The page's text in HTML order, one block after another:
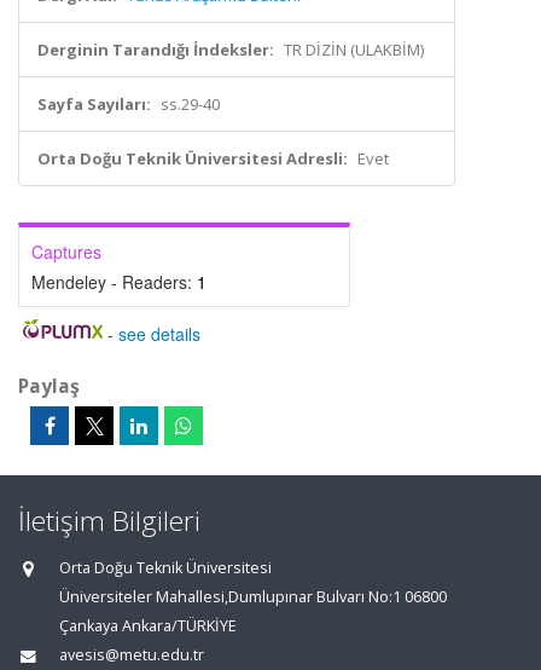
Derginin Tarandığı İndeksler: TR DİZİN (ULAKBİM)
Sayfa Sayıları: ss.29-40
Orta Doğu Teknik Üniversitesi Adresli: Evet
Captures
Mendeley - Readers: 1
- see details
Paylaş
İletişim Bilgileri
Orta Doğu Teknik Üniversitesi
Üniversiteler Mahallesi,Dumlupınar Bulvarı No:1 06800
Çankaya Ankara/TÜRKİYE
avesis@metu.edu.tr